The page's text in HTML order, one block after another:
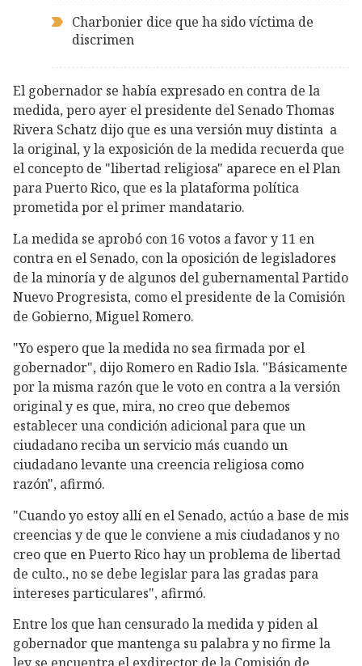
Charbonier dice que ha sido víctima de
discrimen
El gobernador se había expresado en contra de la
medida, pero ayer el presidente del Senado Thomas
Rivera Schatz dijo que es una versión muy distinta a
la original, y la exposición de la medida recuerda que
el concepto de "libertad religiosa" aparece en el Plan
para Puerto Rico, que es la plataforma política
prometida por el primer mandatario.
La medida se aprobó con 16 votos a favor y 11 en
contra en el Senado, con la oposición de legisladores
de la minoría y de algunos del gubernamental Partido
Nuevo Progresista, como el presidente de la Comisión
de Gobierno, Miguel Romero.
"Yo espero que la medida no sea firmada por el
gobernador", dijo Romero en Radio Isla. "Básicamente
por la misma razón que le voto en contra a la versión
original y es que, mira, no creo que debemos
establecer una condición adicional para que un
ciudadano reciba un servicio más cuando un
ciudadano levante una creencia religiosa como
razón", afirmó.
"Cuando yo estoy allí en el Senado, actúo a base de mis
creencias y de que le conviene a mis ciudadanos y no
creo que en Puerto Rico hay un problema de libertad
de culto., no se debe legislar para las gradas para
intereses particulares", afirmó.
Entre los que han censurado la medida y piden al
gobernador que mantenga su palabra y no firme la